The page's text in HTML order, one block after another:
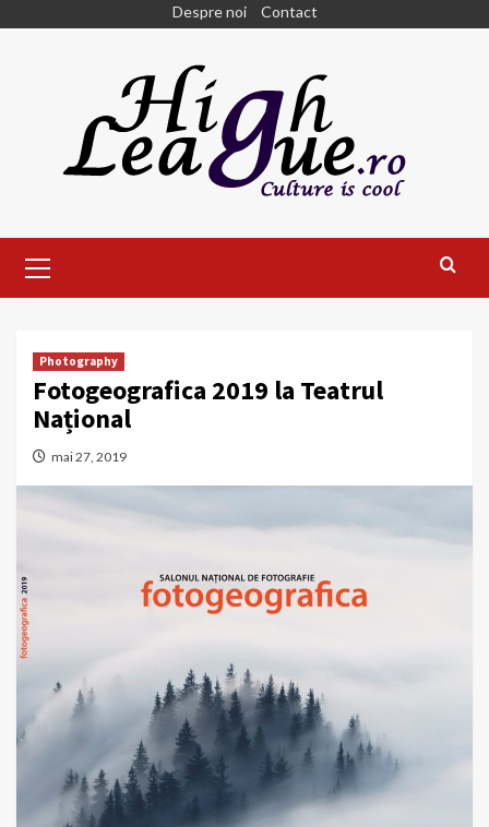
Despre noi Contact
Menu
Photography
Fotogeografica 2019 la Teatrul
Național
mai 27, 2019